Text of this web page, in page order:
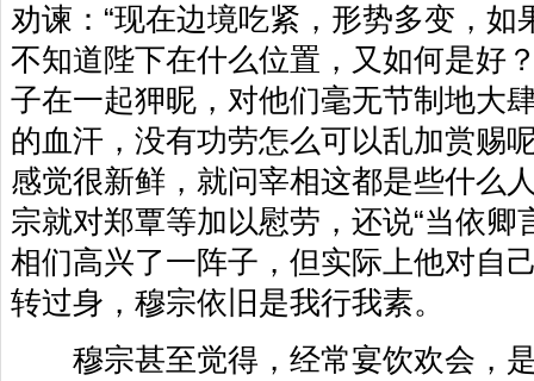
劝谏：“现在边境吃紧，形势多变，
不知道陛下在什么位置，又如何是好
子在一起狎昵，对他们毫无节制地大
的血汗，没有功劳怎么可以乱加赏赐
感觉很新鲜，就问宰相这都是些什么
宗就对郑覃等加以慰劳，还说“当依卿
相们高兴了一阵子，但实际上他对自
转过身，穆宗依旧是我行我素。
穆宗甚至觉得，经常宴饮欢会，是